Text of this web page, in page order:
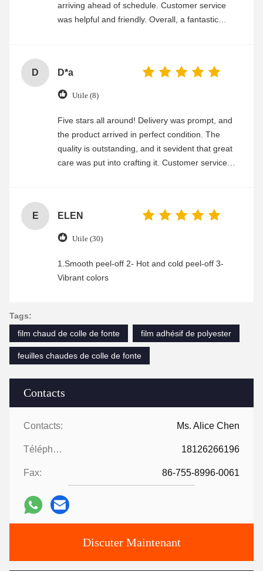
Contacts
Contacts: Ms. Alice Chen
Téléphone: 18126266196
Fax: 86-755-8996-0061
Discuter Maintenant
arriving ahead of schedule. Customer service
was helpful and friendly. Overall, a fantastic
D D*a
Utile (8)
Five stars all around! Delivery was prompt, and
the product arrived in perfect condition. The
quality is outstanding, and it sevident that great
care was put into crafting it. Customer service
E ELEN
Utile (30)
1.Smooth peel-off 2- Hot and cold peel-off 3-
Vibrant colors
Tags:
film chaud de colle de fonte
film adhésif de polyester
feuilles chaudes de colle de fonte